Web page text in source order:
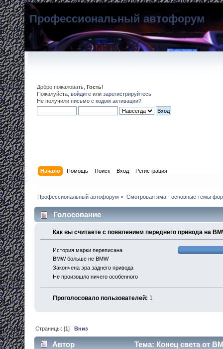
Профессиональный автофорум
Добро пожаловать, Гость!
Пожалуйста, войдите или зарегистрируйтесь
Не получили письмо с кодом активации?
Начало Помощь Поиск Вход Регистрация
Профессиональный автофорум » Смотровая яма - основные темы
Голосование
Как вы считаете с появлением переднего привода на
История марки переписана
BMW больше не BMW
Закончена эра заднего привода
Не произошло ничего особенного
Проголосовало пользователей: 1
Страницы: [1]Вниз
Автор Тема: Конец света от